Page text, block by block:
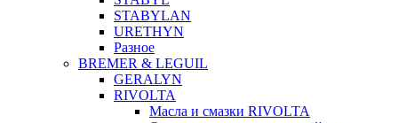
STABYLAN
URETHYN
Разное
BREMER & LEGUIL
GERALYN
RIVOLTA
Масла и смазки RIVOLTA